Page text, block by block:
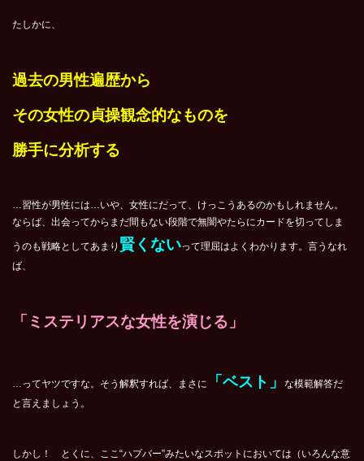
たしかに、
過去の男性遍歴から
その女性の貞操観念的なものを
勝手に分析する
…習性が男性には…いや、女性にだって、けっこうあるのかもしれません。
ならば、出会ってからまだ間もない段階で無闇やたらにカードを切ってしま
うのも戦略としてあまり 賢くないって理屈はよくわかります。言うなれ
ば、
「ミステリアスな女性を演じる」
…ってヤツですな。そう解釈すれば、まさに 「ベスト」
な模範解答だ
と言えましょう。
しかし！ とくに、ここ“ハプバー”みたいなスポットにおいては（いろんな意